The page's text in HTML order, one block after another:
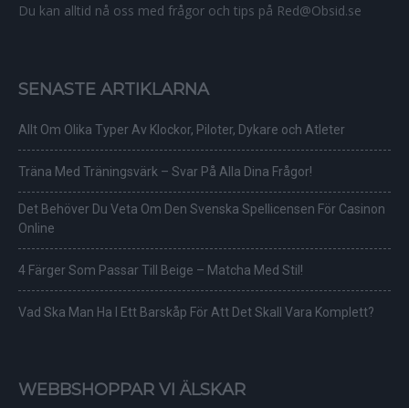
Du kan alltid nå oss med frågor och tips på Red@Obsid.se
SENASTE ARTIKLARNA
Allt Om Olika Typer Av Klockor, Piloter, Dykare och Atleter
Träna Med Träningsvärk – Svar På Alla Dina Frågor!
Det Behöver Du Veta Om Den Svenska Spellicensen För Casinon
Online
4 Färger Som Passar Till Beige – Matcha Med Stil!
Vad Ska Man Ha I Ett Barskåp För Att Det Skall Vara Komplett?
WEBBSHOPPAR VI ÄLSKAR